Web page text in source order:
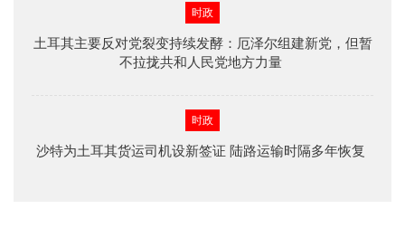
时政
土耳其主要反对党裂变持续发酵：厄泽尔组建新党，但暂
不拉拢共和人民党地方力量
时政
沙特为土耳其货运司机设新签证 陆路运输时隔多年恢复